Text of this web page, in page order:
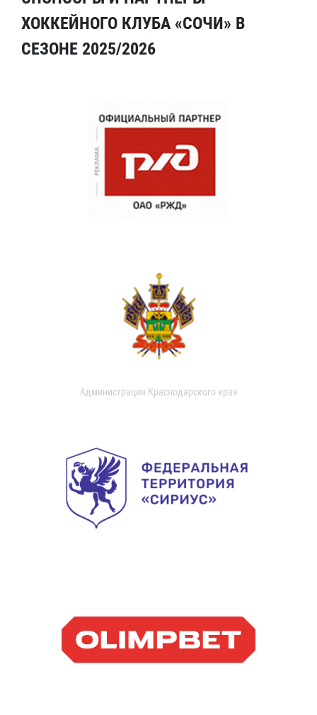
ХОККЕЙНОГО КЛУБА «СОЧИ» В
СЕЗОНЕ 2025/2026
Администрация Краснодарского края